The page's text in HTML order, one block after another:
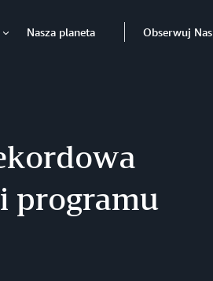
Nasza planeta Obserwuj Nas
programu